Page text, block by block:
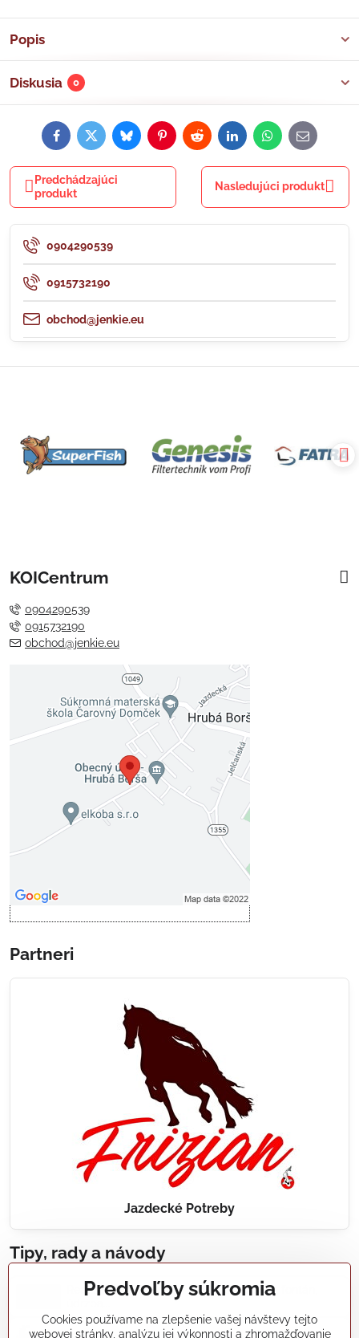
Popis
Diskusia 0
FacebookTwitterBlueskyPinterestRedditLinkedInWhatsApp
E-
mail
Predchádzajúci
produkt
Nasledujúci produkt
0904290539
0915732190
obchod@jenkie.eu
KOICentrum
0904290539
0915732190
obchod@jenkie.eu
Externý obsah je blokovaný
Voľbami súkromia
Prajete si načítať externý obsah?
Povoliť tentokrát
Povoliť a zapamätať - súhlas s
Partneri
Jazdecké Potreby
Tipy, rady a návody
Realizácie záhradných jazierok, bazénov, fontán,
Predvoľby súkromia
Cookies používame na zlepšenie vašej návštevy tejto
webovej stránky, analýzu jej výkonnosti a zhromažďovanie